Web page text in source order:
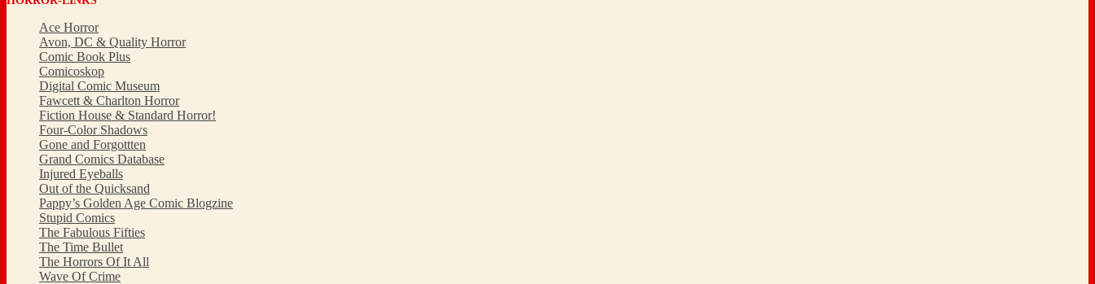
Ace Horror
Avon, DC & Quality Horror
Comic Book Plus
Comicoskop
Digital Comic Museum
Fawcett & Charlton Horror
Fiction House & Standard Horror!
Four-Color Shadows
Gone and Forgottten
Grand Comics Database
Injured Eyeballs
Out of the Quicksand
Pappy’s Golden Age Comic Blogzine
Stupid Comics
The Fabulous Fifties
The Time Bullet
The Horrors Of It All
Wave Of Crime